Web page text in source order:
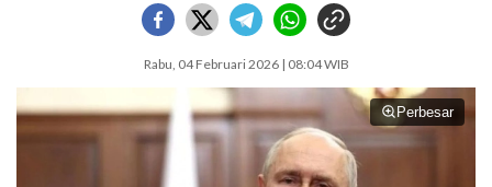
Rabu, 04 Februari 2026 | 08:04 WIB
Perbesar